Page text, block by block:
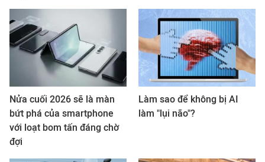
Nửa cuối 2026 sẽ là màn
bứt phá của smartphone
với loạt bom tấn đáng chờ
đợi
Làm sao để không bị AI
làm "lụi não"?